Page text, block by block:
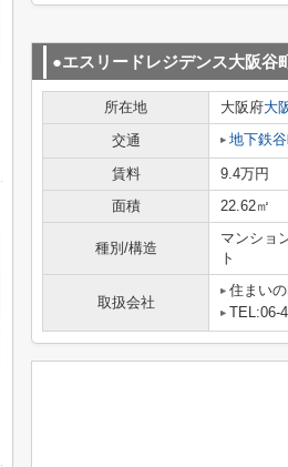
●エスリードレジデンス大阪谷
所在地 大阪府大
交通
地下鉄
賃料 9.4万円
面積
22.62㎡
種別/構造
マンショ
ト
取扱会社
住まい
TEL:06-